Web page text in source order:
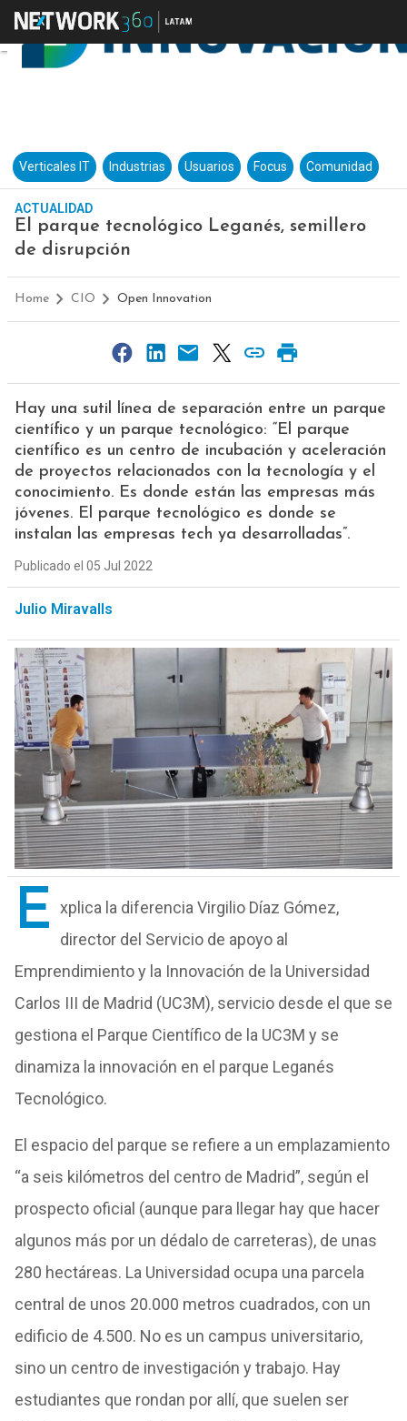
Verticales IT Industrias Usuarios Focus Comunidad
ACTUALIDAD
El parque tecnológico Leganés, semillero
de disrupción
Home CIO Open Innovation
Hay una sutil línea de separación entre un parque
científico y un parque tecnológico: “El parque
científico es un centro de incubación y aceleración
de proyectos relacionados con la tecnología y el
conocimiento. Es donde están las empresas más
jóvenes. El parque tecnológico es donde se
instalan las empresas tech ya desarrolladas”.
Publicado el 05 Jul 2022
Julio Miravalls
E xplica la diferencia Virgilio Díaz Gómez,
director del Servicio de apoyo al
Emprendimiento y la Innovación de la Universidad
Carlos III de Madrid (UC3M), servicio desde el que se
gestiona el Parque Científico de la UC3M y se
dinamiza la innovación en el parque Leganés
Tecnológico.
El espacio del parque se refiere a un emplazamiento
“a seis kilómetros del centro de Madrid”, según el
prospecto oficial (aunque para llegar hay que hacer
algunos más por un dédalo de carreteras), de unas
280 hectáreas. La Universidad ocupa una parcela
central de unos 20.000 metros cuadrados, con un
edificio de 4.500. No es un campus universitario,
sino un centro de investigación y trabajo. Hay
estudiantes que rondan por allí, que suelen ser